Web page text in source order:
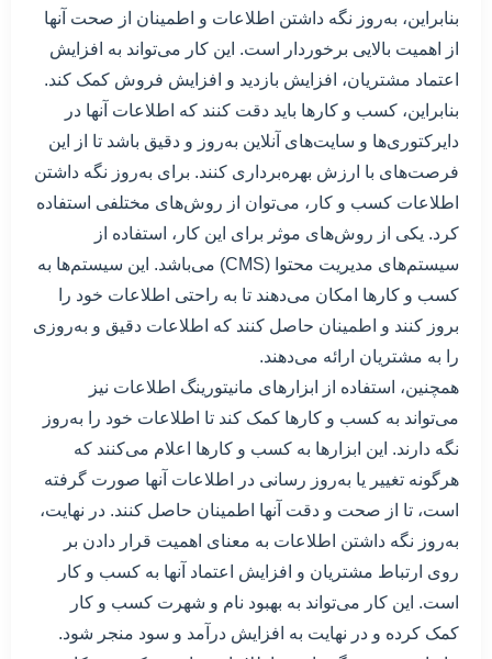
بنابراین، به‌روز نگه داشتن اطلاعات و اطمینان از صحت آنها
از اهمیت بالایی برخوردار است. این کار می‌تواند به افزایش
اعتماد مشتریان، افزایش بازدید و افزایش فروش کمک کند.
بنابراین، کسب و کارها باید دقت کنند که اطلاعات آنها در
دایرکتوری‌ها و سایت‌های آنلاین به‌روز و دقیق باشد تا از این
فرصت‌های با ارزش بهره‌برداری کنند. برای به‌روز نگه داشتن
اطلاعات کسب و کار، می‌توان از روش‌های مختلفی استفاده
کرد. یکی از روش‌های موثر برای این کار، استفاده از
سیستم‌های مدیریت محتوا (CMS) می‌باشد. این سیستم‌ها به
کسب و کارها امکان می‌دهند تا به راحتی اطلاعات خود را
بروز کنند و اطمینان حاصل کنند که اطلاعات دقیق و به‌روزی
را به مشتریان ارائه می‌دهند.
همچنین، استفاده از ابزارهای مانیتورینگ اطلاعات نیز
می‌تواند به کسب و کارها کمک کند تا اطلاعات خود را به‌روز
نگه دارند. این ابزارها به کسب و کارها اعلام می‌کنند که
هرگونه تغییر یا به‌روز رسانی در اطلاعات آنها صورت گرفته
است، تا از صحت و دقت آنها اطمینان حاصل کنند. در نهایت،
به‌روز نگه داشتن اطلاعات به معنای اهمیت قرار دادن بر
روی ارتباط مشتریان و افزایش اعتماد آنها به کسب و کار
است. این کار می‌تواند به بهبود نام و شهرت کسب و کار
کمک کرده و در نهایت به افزایش درآمد و سود منجر شود.